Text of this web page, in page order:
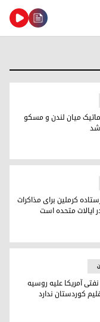
تنش شد
میان لندن و مسکو
روسیه
کرملین برای مذاکرات
ایالات متحده است
آمریکا علیه روسیه
کوردستان ندارد